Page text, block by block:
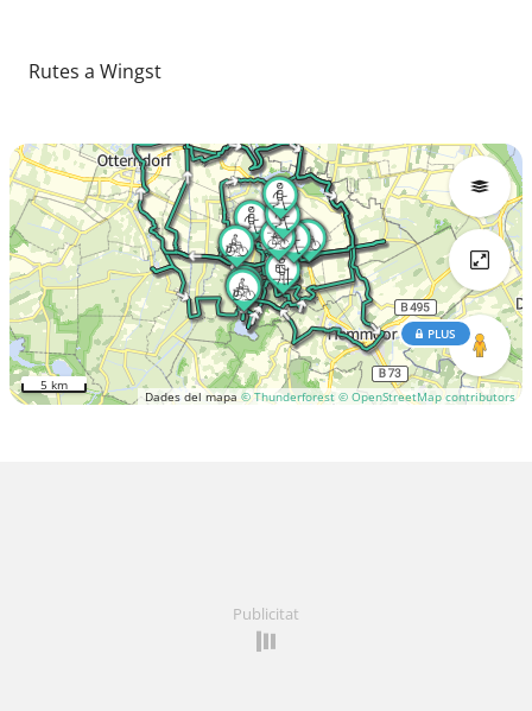
Rutes a Wingst
Dades del mapa © Thunderforest © OpenStreetMap contributors
PLUS
5 km
Publicitat